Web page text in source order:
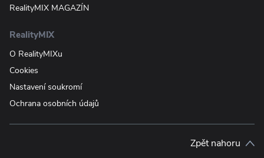
RealityMIX MAGAZÍN
RealityMIX
O RealityMIXu
Cookies
Nastavení soukromí
Ochrana osobních údajů
Zpět nahoru